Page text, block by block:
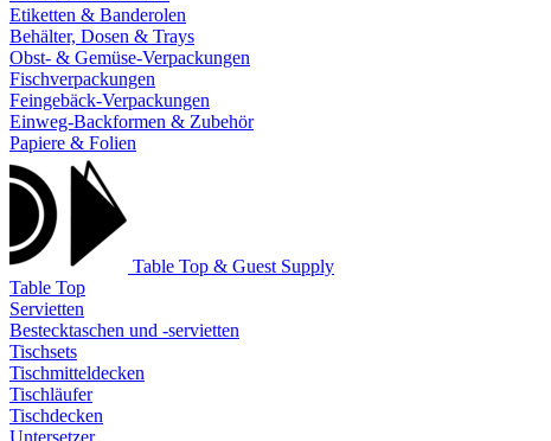
Etiketten & Banderolen
Behälter, Dosen & Trays
Obst- & Gemüse-Verpackungen
Fischverpackungen
Feingebäck-Verpackungen
Einweg-Backformen & Zubehör
Papiere & Folien
Table Top & Guest Supply
Table Top
Servietten
Bestecktaschen und -servietten
Tischsets
Tischmitteldecken
Tischläufer
Tischdecken